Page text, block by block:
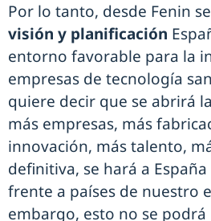
Por lo tanto, desde Fenin
visión y planificación
entorno favorable para la
empresas de tecnología
quiere decir que se abrirá
más empresas, más
innovación, más talento,
definitiva, se hará a
frente a países de nuestro
embargo, esto no se